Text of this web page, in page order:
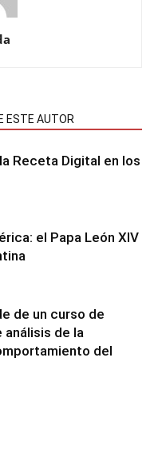
ESTE AUTOR
Receta Digital en los
el Papa León XIV
de un curso de
de la
del